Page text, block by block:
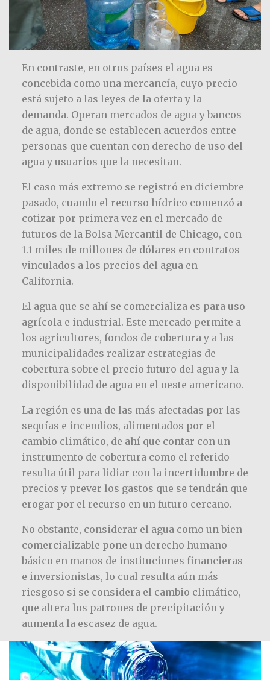
En contraste, en otros países el agua es
concebida como una mercancía, cuyo precio
está sujeto a las leyes de la oferta y la
demanda. Operan mercados de agua y bancos
de agua, donde se establecen acuerdos entre
personas que cuentan con derecho de uso del
agua y usuarios que la necesitan.
El caso más extremo se registró en diciembre
pasado, cuando el recurso hídrico comenzó a
cotizar por primera vez en el mercado de
futuros de la Bolsa Mercantil de Chicago, con
1.1 miles de millones de dólares en contratos
vinculados a los precios del agua en
California.
El agua que se ahí se comercializa es para uso
agrícola e industrial. Este mercado permite a
los agricultores, fondos de cobertura y a las
municipalidades realizar estrategias de
cobertura sobre el precio futuro del agua y la
disponibilidad de agua en el oeste americano.
La región es una de las más afectadas por las
sequías e incendios, alimentados por el
cambio climático, de ahí que contar con un
instrumento de cobertura como el referido
resulta útil para lidiar con la incertidumbre de
precios y prever los gastos que se tendrán que
erogar por el recurso en un futuro cercano.
No obstante, considerar el agua como un bien
comercializable pone un derecho humano
básico en manos de instituciones financieras
e inversionistas, lo cual resulta aún más
riesgoso si se considera el cambio climático,
que altera los patrones de precipitación y
aumenta la escasez de agua.